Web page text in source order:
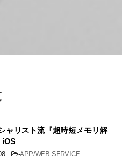
ャリスト流『超時短メモリ解
iOS
-APP/WEB SERVICE